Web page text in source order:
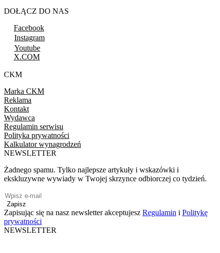
DOŁĄCZ DO NAS
Facebook
Instagram
Youtube
X.COM
CKM
Marka CKM
Reklama
Kontakt
Wydawca
Regulamin serwisu
Polityka prywatności
Kalkulator wynagrodzeń
NEWSLETTER
Żadnego spamu. Tylko najlepsze artykuły i wskazówki i
ekskluzywne wywiady w Twojej skrzynce odbiorczej co tydzień.
Zapisz
Zapisując się na nasz newsletter akceptujesz Regulamin i Politykę
prywatności
NEWSLETTER